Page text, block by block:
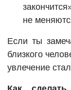
не
Если ты
близкого
увлечение